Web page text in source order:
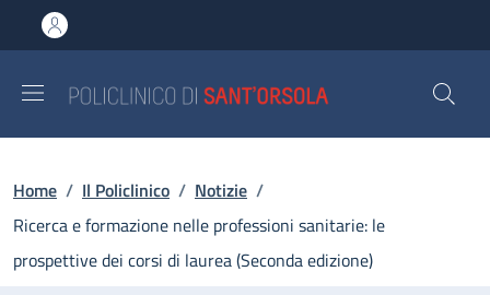
al contenuto principale
to footer content
Briciole di pane
Home / Il Policlinico / Notizie /
Ricerca e formazione nelle professioni sanitarie: le
prospettive dei corsi di laurea (Seconda edizione)